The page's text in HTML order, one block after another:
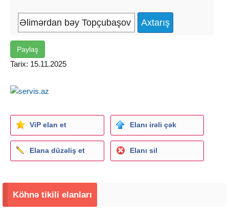
Paylaş
Tarix: 15.11.2025
ViP elan et Elanı irəli çək
Elana düzəliş et Elanı sil
Köhnə tikili elanları